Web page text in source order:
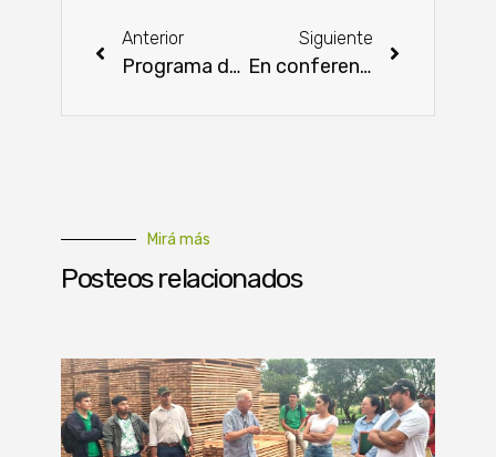
Anterior
Programa de Competitividad de Mipymes impulsa crecimiento de empresa alimentaria
Siguiente
En conferencia INFONA destaca sus logros y avances
Mirá más
Posteos relacionados